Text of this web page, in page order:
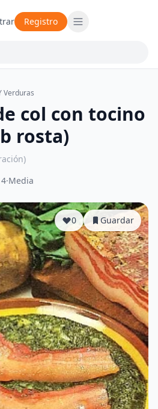
Registro
Verduras
col con tocino
rosta)
·Media
0 Guardar